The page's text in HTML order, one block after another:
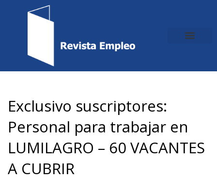
Exclusivo suscriptores:
Personal para trabajar en
LUMILAGRO – 60 VACANTES
A CUBRIR